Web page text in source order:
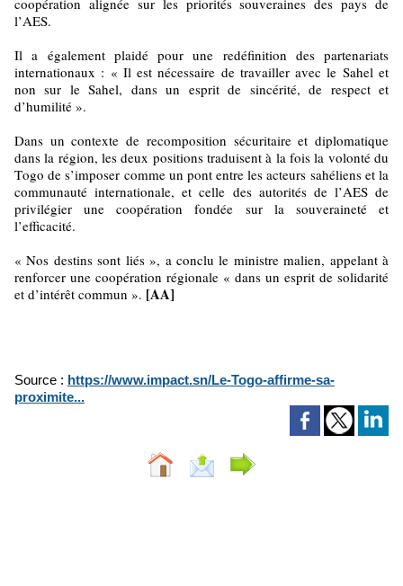
coopération alignée sur les priorités souveraines des pays de
l’AES.
Il a également plaidé pour une redéfinition des partenariats
internationaux : « Il est nécessaire de travailler avec le Sahel et
non sur le Sahel, dans un esprit de sincérité, de respect et
d’humilité ».
Dans un contexte de recomposition sécuritaire et diplomatique
dans la région, les deux positions traduisent à la fois la volonté du
Togo de s’imposer comme un pont entre les acteurs sahéliens et la
communauté internationale, et celle des autorités de l’AES de
privilégier une coopération fondée sur la souveraineté et
l’efficacité.
« Nos destins sont liés », a conclu le ministre malien, appelant à
renforcer une coopération régionale « dans un esprit de solidarité
et d’intérêt commun ». [AA]
Source : https://www.impact.sn/Le-Togo-affirme-sa-
proximite...